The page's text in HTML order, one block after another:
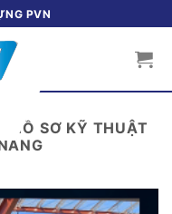
PVN
HỒ SƠ KỸ THUẬT